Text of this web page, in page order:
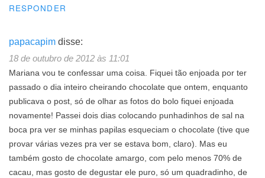
RESPONDER
papacapim disse:
18 de outubro de 2012 às 11:01
Mariana vou te confessar uma coisa. Fiquei tão enjoada por ter
passado o dia inteiro cheirando chocolate que ontem, enquanto
publicava o post, só de olhar as fotos do bolo fiquei enjoada
novamente! Passei dois dias colocando punhadinhos de sal na
boca pra ver se minhas papilas esqueciam o chocolate (tive que
provar várias vezes pra ver se estava bom, claro). Mas eu
também gosto de chocolate amargo, com pelo menos 70% de
cacau, mas gosto de degustar ele puro, só um quadradinho, de